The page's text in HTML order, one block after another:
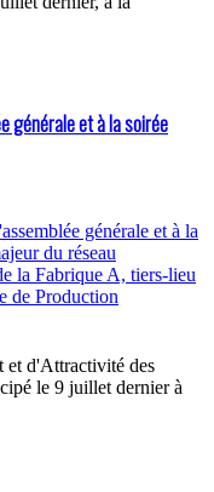
générale et à la soirée
d'Attractivité des
le 9 juillet dernier à